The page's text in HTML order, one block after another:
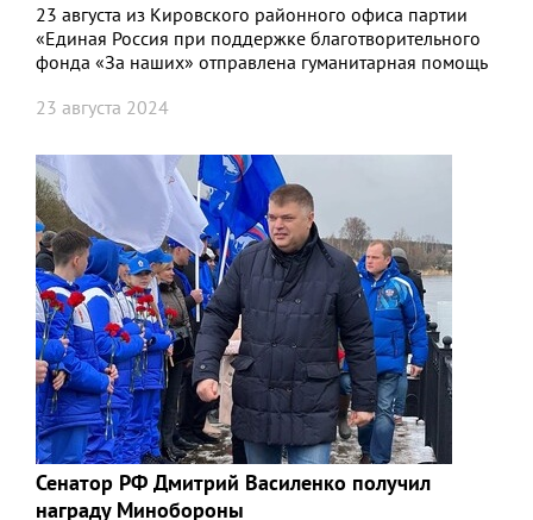
23 августа из Кировского районного офиса партии
«Единая Россия при поддержке благотворительного
фонда «За наших» отправлена гуманитарная помощь
23 августа 2024
Сенатор РФ Дмитрий Василенко получил
награду Минобороны